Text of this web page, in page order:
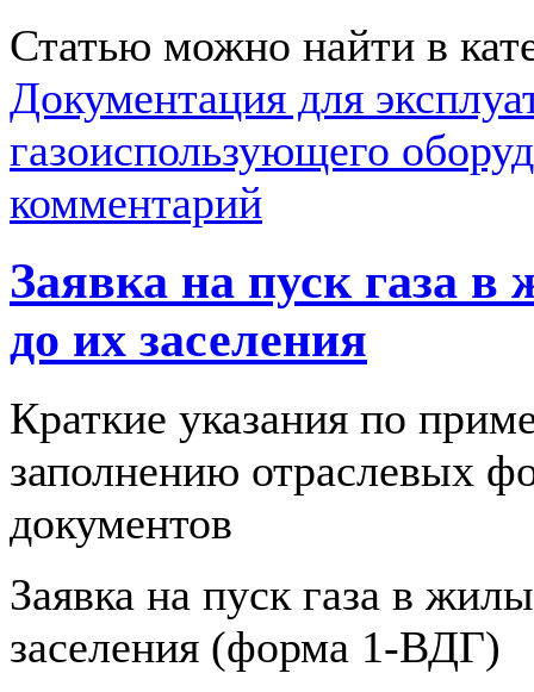
Статью можно найти в
Документация для
газоиспользующего
комментарий
Заявка на пуск газа
до их заселения
Краткие указания по
заполнению отраслевых
документов
Заявка на пуск газа в
заселения (форма 1-ВДГ)